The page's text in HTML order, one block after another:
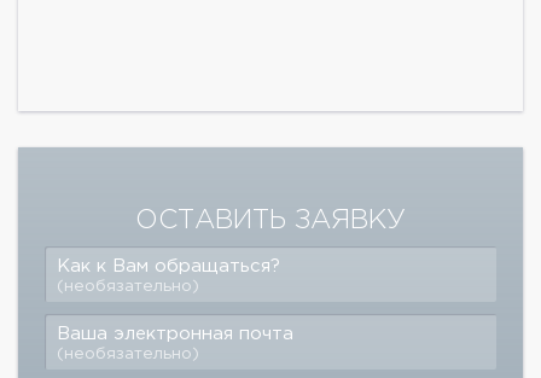
ОСТАВИТЬ ЗАЯВКУ
Как к Вам обращаться?
(необязательно)
Ваша электронная почта
(необязательно)